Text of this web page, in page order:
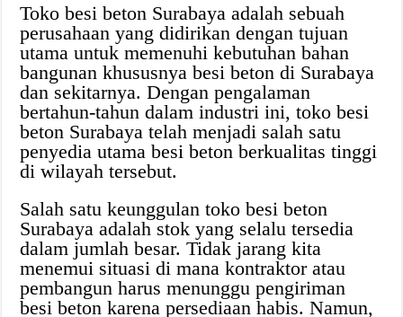
Toko besi beton Surabaya adalah sebuah
perusahaan yang didirikan dengan tujuan
utama untuk memenuhi kebutuhan bahan
bangunan khususnya besi beton di Surabaya
dan sekitarnya. Dengan pengalaman
bertahun-tahun dalam industri ini, toko besi
beton Surabaya telah menjadi salah satu
penyedia utama besi beton berkualitas tinggi
di wilayah tersebut.
Salah satu keunggulan toko besi beton
Surabaya adalah stok yang selalu tersedia
dalam jumlah besar. Tidak jarang kita
menemui situasi di mana kontraktor atau
pembangun harus menunggu pengiriman
besi beton karena persediaan habis. Namun,